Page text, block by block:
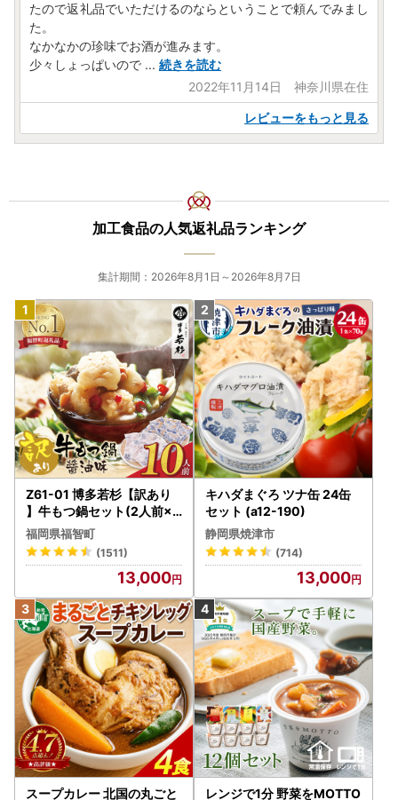
たので返礼品でいただけるのならということで頼んでみまし
た。
なかなかの珍味でお酒が進みます。
少々しょっぱいので ... 続きを読む
2022年11月14日 神奈川県在住
レビューをもっと見る
加工食品の人気返礼品ランキング
集計期間：2026年8月1日～2026年8月7日
Z61-01 博多若杉【訳あり
】牛もつ鍋セット(2人前×5
) 10人前 もつ鍋
福岡県福智町
(1511)
13,000
キハダまぐろ ツナ缶 24缶
セット (a12-190)
静岡県焼津市
(714)
13,000
スープカレー 北国の丸ごと レンジで1分 野菜をMOTTO